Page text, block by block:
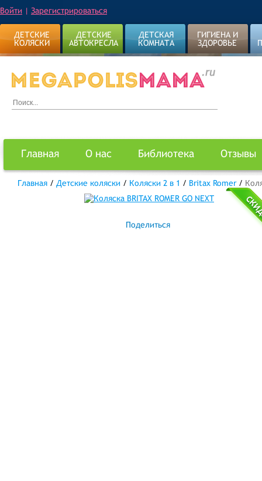
Войти | Зарегистрироваться
ДЕТСКИЕ
КОЛЯСКИ
ДЕТСКИЕ
АВТОКРЕСЛА
ДЕТСКАЯ
КОМНАТА
ГИГИЕНА И
ЗДОРОВЬЕ
Главная О нас Библиотека Отзывы
Главная / Детские коляски / Коляски 2 в 1 / Britax Romer /
Поделиться